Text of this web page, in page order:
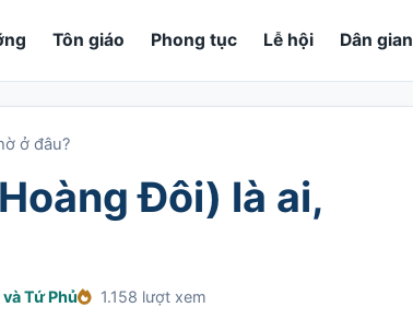
Tôn giáo Phong tục Lễ hội Dân gian
ở đâu?
Đôi) là ai,
Tứ Phủ 1.158 lượt xem